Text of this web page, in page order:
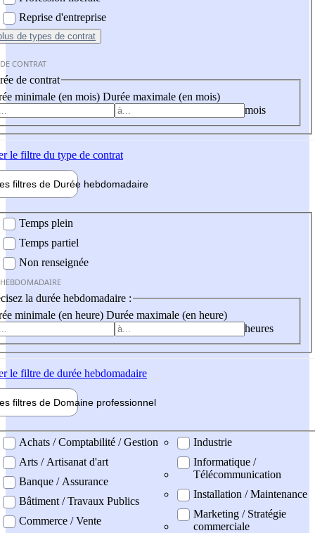
Reprise d'entreprise
de types de contrat
CONTRAT
de contrat
minimale (en mois) Durée maximale (en mois)
mois
le filtre du type de contrat
filtres de Durée hebdomadaire
Temps plein
Temps partiel
Non renseignée
la durée hebdomadaire :
minimale (en heure) Durée maximale (en heure)
heures
le filtre de durée hebdomadaire
filtres de Domaine professionnel
professionel
Achats / Comptabilité / Gestion
Arts / Artisanat d'art
Banque / Assurance
Bâtiment / Travaux Publics
Commerce / Vente
Industrie
Informatique /
Télécommunication
Installation / Maintenance
Marketing / Stratégie
commerciale